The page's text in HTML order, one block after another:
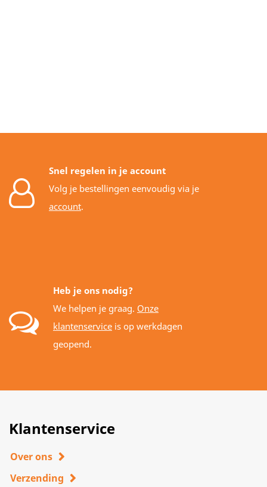
Snel regelen in je account
Volg je bestellingen eenvoudig via je
account.
Heb je ons nodig?
We helpen je graag. Onze
klantenservice is op werkdagen
geopend.
Klantenservice
Over ons
Verzending